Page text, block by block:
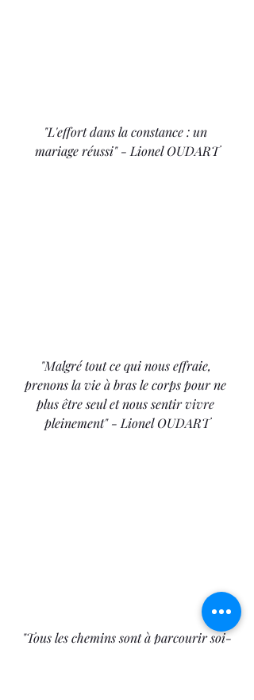
"L'effort dans la constance : un
mariage réussi" - Lionel OUDART
"Malgré tout ce qui nous effraie,
prenons la vie à bras le corps pour ne
plus être seul et nous sentir vivre
pleinement" - Lionel OUDART
"Tous les chemins sont à parcourir soi-